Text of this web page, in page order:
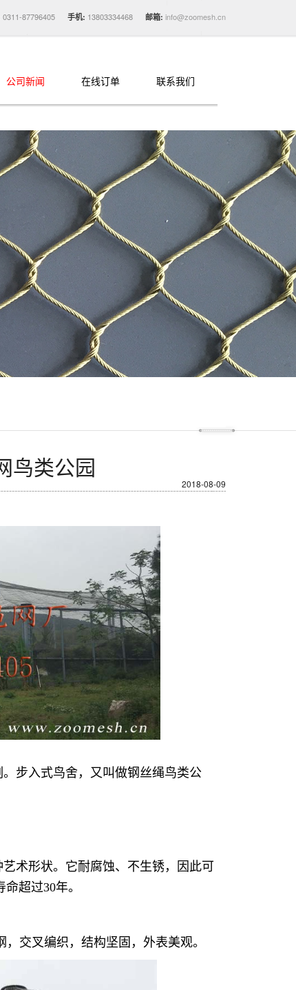
0311-87796405 手机: 13803334468 邮箱: info@zoomesh.cn
公司新闻 在线订单 联系我们
鸟类公园
2018-08-09
步入式鸟舍，又叫做钢丝绳鸟类公
术形状。它耐腐蚀、不生锈，因此可
超过30年。
交叉编织，结构坚固，外表美观。